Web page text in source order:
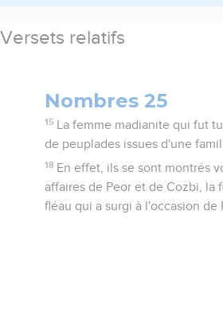
Versets relatifs
Nombres 25
15
La femme madianite qui fut
de peuplades issues d'une
18 En effet, ils se sont montrés
affaires de Peor et de Cozbi,
fléau qui a surgi à l'occasion de